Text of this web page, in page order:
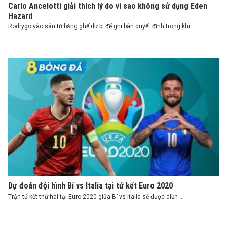
Carlo Ancelotti giải thích lý do vì sao không sử dụng Eden
Hazard
Rodrygo vào sân từ băng ghế dự bị để ghi bàn quyết định trong khi ...
Dự đoán đội hình Bỉ vs Italia tại tứ kết Euro 2020
Trận tứ kết thứ hai tại Euro 2020 giữa Bỉ vs Italia sẽ được diễn ...